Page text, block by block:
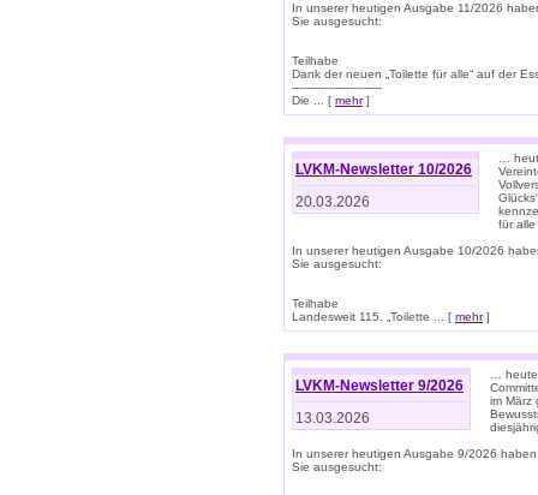
In unserer heutigen Ausgabe 11/2026
Sie ausgesucht:
Teilhabe
Dank der neuen „Toilette für alle“ auf der
-------------------------
Die ... [ mehr]
LVKM-Newsletter 10/2026
20.03.2026
…
für
In unserer heutigen Ausgabe 10/2026
Sie ausgesucht:
Teilhabe
Landesweit 115. „Toilette ... [ mehr]
LVKM-Newsletter 9/2026
13.03.2026
…
im März
In unserer heutigen Ausgabe 9/2026
Sie ausgesucht: